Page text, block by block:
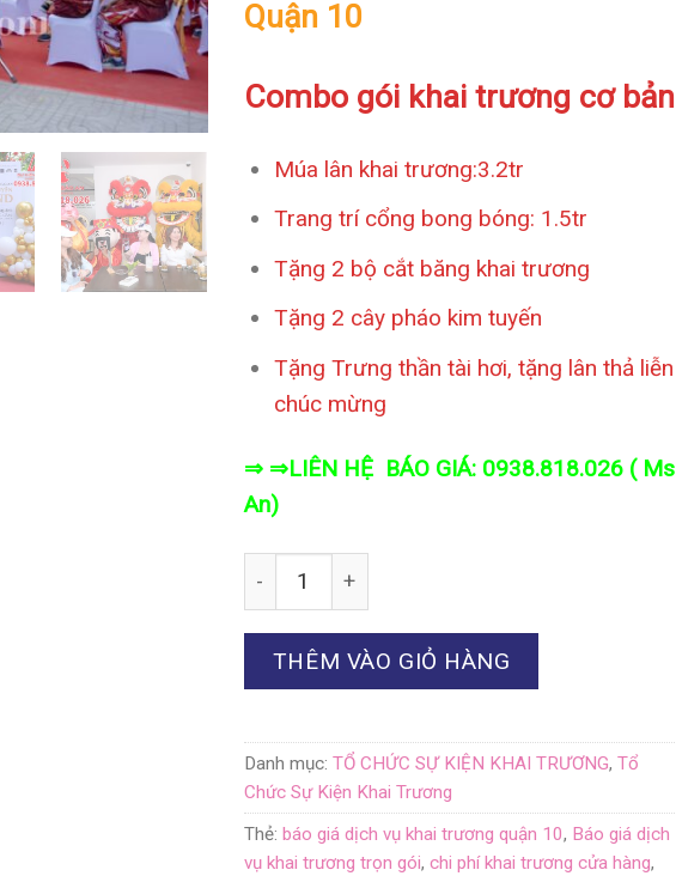
Quận 10
Combo gói khai trương cơ bản
Múa lân khai trương:3.2tr
Trang trí cổng bong bóng: 1.5tr
Tặng 2 bộ cắt băng khai trương
Tặng 2 cây pháo kim tuyến
Tặng Trưng thần tài hơi, tặng lân thả liễn
chúc mừng
⇒ ⇒LIÊN HỆ BÁO GIÁ: 0938.818.026 ( Ms
An)
Số lượng
THÊM VÀO GIỎ HÀNG
Danh mục: TỔ CHỨC SỰ KIỆN KHAI TRƯƠNG, Tổ
Chức Sự Kiện Khai Trương
Thẻ: báo giá dịch vụ khai trương quận 10, Báo giá dịch
vụ khai trương trọn gói, chi phí khai trương cửa hàng,